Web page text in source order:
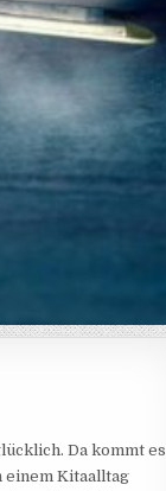
Da kommt es
einem Kitaalltag